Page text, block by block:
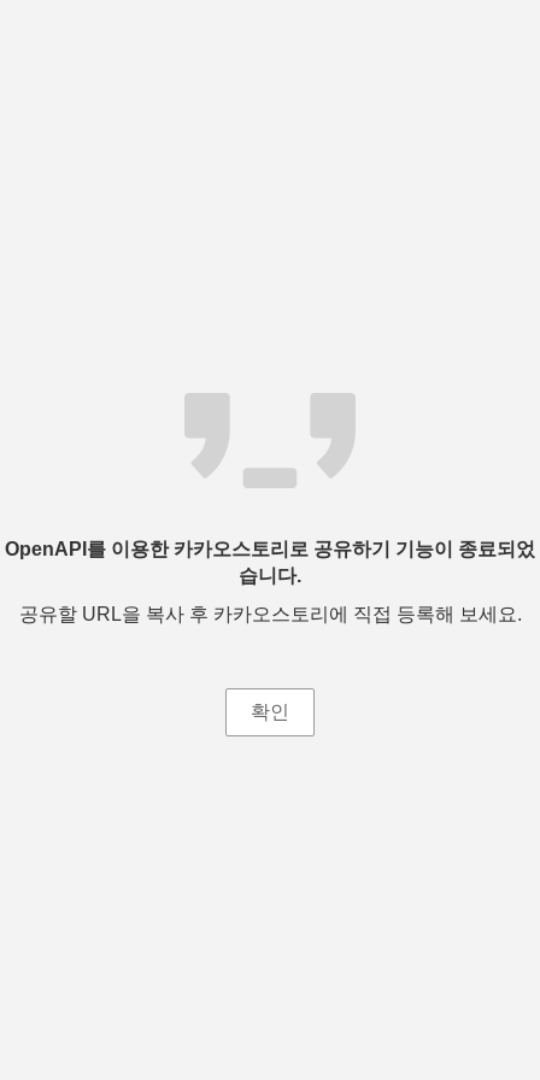
OpenAPI를 이용한 카카오스토리로 공유하기 기능이 종료되었
습니다.
공유할 URL을 복사 후 카카오스토리에 직접 등록해 보세요.
확인